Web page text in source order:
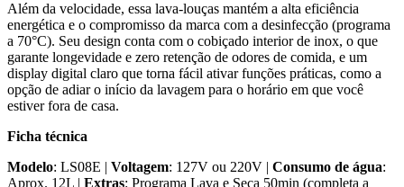
Além da velocidade, essa lava-louças mantém a alta eficiência
energética e o compromisso da marca com a desinfecção (programa
a 70°C). Seu design conta com o cobiçado interior de inox, o que
garante longevidade e zero retenção de odores de comida, e um
display digital claro que torna fácil ativar funções práticas, como a
opção de adiar o início da lavagem para o horário em que você
estiver fora de casa.
Ficha técnica
Modelo: LS08E | Voltagem: 127V ou 220V | Consumo de água:
Aprox. 12L | Extras: Programa Lava e Seca 50min (completa a